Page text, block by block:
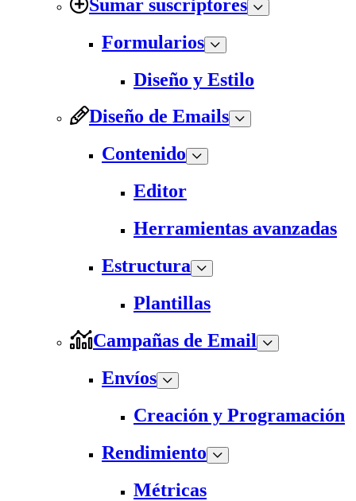
Sumar suscriptores
Formularios
Diseño y Estilo
Diseño de Emails
Contenido
Editor
Herramientas avanzadas
Estructura
Plantillas
Campañas de Email
Envíos
Creación y Programación
Rendimiento
Métricas